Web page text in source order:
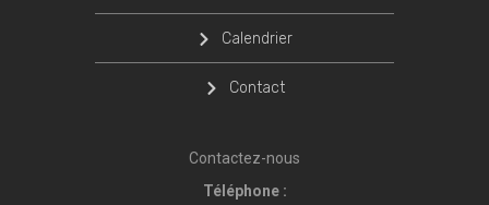
Calendrier
Contact
Contactez-nous
Téléphone :